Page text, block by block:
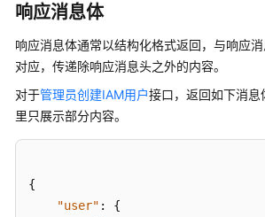
参
使
用
前
响应消息体
响应消息体通常以结构化格式返回，与响应
对应，传递除响应消息头之外的内容。
对于管理员创建IAM用户接口，返回如下消
里只展示部分内容。
{
"user" :
{